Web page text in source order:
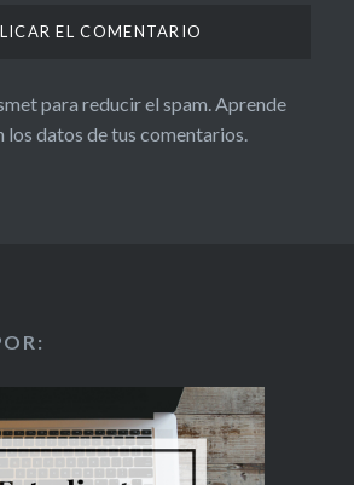
para reducir el spam.Aprende
los datos de tus comentarios.